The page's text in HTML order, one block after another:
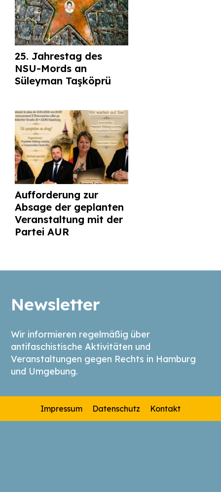
25. Jahrestag des
NSU-Mords an
Süleyman Taşköprü
Aufforderung zur
Absage der geplanten
Veranstaltung mit der
Partei AUR
Newsletter
Wir informieren regelmäßig über
antifaschistische Aktivitäten und
Veranstaltungen gegen Rechts in Hamburg
und Umgebung.
Impressum Datenschutz Kontakt